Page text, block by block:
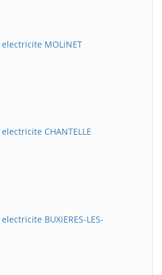
MOLiNET
CHANTELLE
BUXiERES-LES-